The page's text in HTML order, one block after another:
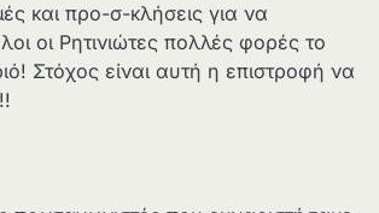
και προ-σ-κλήσεις για να
οι Ρητινιώτες πολλές φορές το
Στόχος είναι αυτή η επιστροφή να